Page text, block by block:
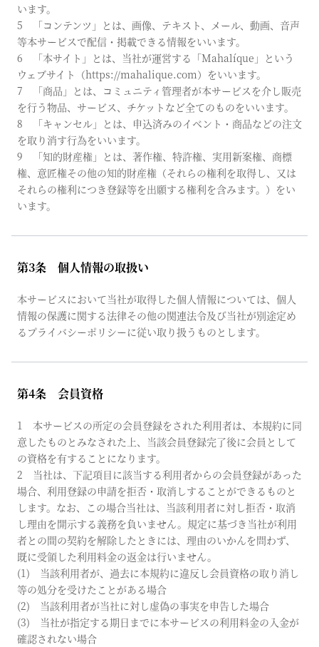
います。
5 「コンテンツ」とは、画像、テキスト、メール、動画、音声
等本サービスで配信・掲載できる情報をいいます。
6 「本サイト」とは、当社が運営する「Mahalíque」という
ウェブサイト（https://mahalique.com）をいいます。
7 「商品」とは、コミュニティ管理者が本サービスを介し販売
を行う物品、サービス、チケットなど全てのものをいいます。
8 「キャンセル」とは、申込済みのイベント・商品などの注文
を取り消す行為をいいます。
9 「知的財産権」とは、著作権、特許権、実用新案権、商標
権、意匠権その他の知的財産権（それらの権利を取得し、又は
それらの権利につき登録等を出願する権利を含みます。）をい
います。
第3条 個人情報の取扱い
本サービスにおいて当社が取得した個人情報については、個人
情報の保護に関する法律その他の関連法令及び当社が別途定め
るプライバシーポリシーに従い取り扱うものとします。
第4条 会員資格
1 本サービスの所定の会員登録をされた利用者は、本規約に同
意したものとみなされた上、当該会員登録完了後に会員として
の資格を有することになります。
2 当社は、下記項目に該当する利用者からの会員登録があった
場合、利用登録の申請を拒否・取消しすることができるものと
します。なお、この場合当社は、当該利用者に対し拒否・取消
し理由を開示する義務を負いません。規定に基づき当社が利用
者との間の契約を解除したときには、理由のいかんを問わず、
既に受領した利用料金の返金は行いません。
(1) 当該利用者が、過去に本規約に違反し会員資格の取り消し
等の処分を受けたことがある場合
(2) 当該利用者が当社に対し虚偽の事実を申告した場合
(3) 当社が指定する期日までに本サービスの利用料金の入金が
確認されない場合